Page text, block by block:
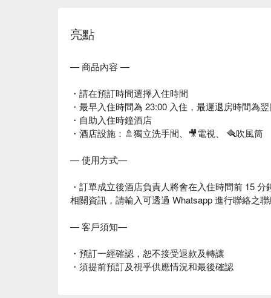
亮點
— 商品內容 —
・請在預訂時間選擇入住時間
・最早入住時間為 23:00 入住，最遲退房時間為
・自助入住時鐘酒店
・酒店設施：🚿獨立洗手間、🎥電視、 🪮吹風筒
— 使用方式—
・訂單成立後酒店負責人將會在入住時間前 15
相關資訊，請輸入可透過 Whatsapp 進行聯絡之
— 客戶須知—
・預訂一經確認，恕不接受退款及轉讓
・須提前預訂及視乎供應情況和最後確認